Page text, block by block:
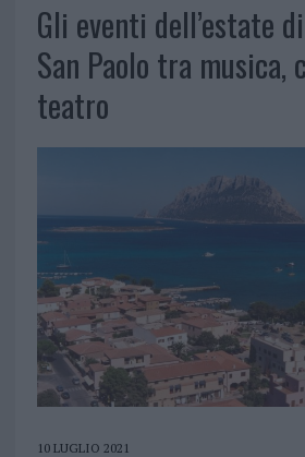
Gli eventi dell’estate
San Paolo tra musica,
teatro
10 LUGLIO 2021